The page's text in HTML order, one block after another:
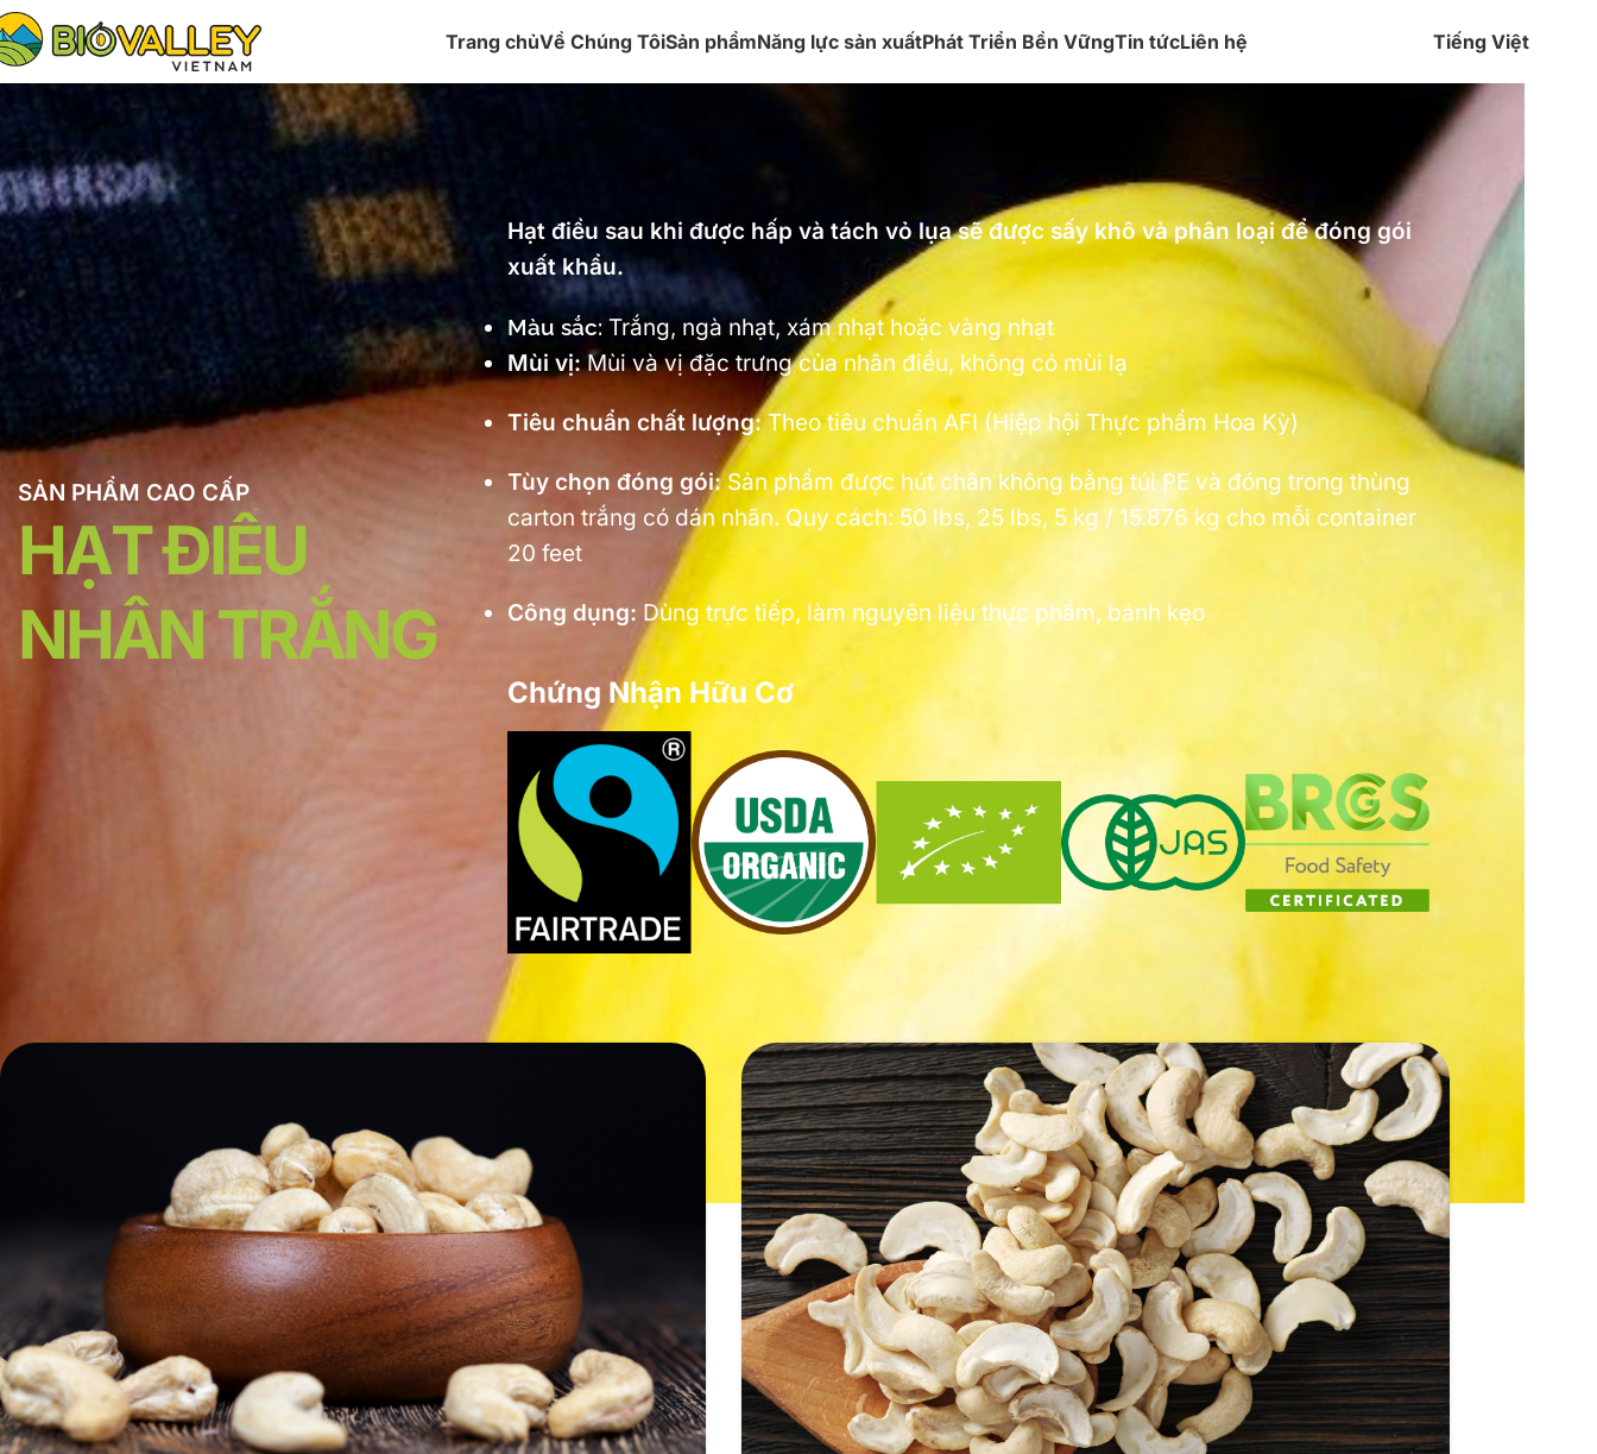
Trang chủVề Chúng TôiSản phẩmNăng lực sản xuấtPhát Triển Bền VữngTin tứcLiên hệ Tiếng Việt
SẢN PHẨM CAO CẤP
HẠT ĐIỀU
NHÂN TRẮNG
Hạt điều sau khi được hấp và tách vỏ lụa sẽ được sấy khô và phân loại để đóng gói
xuất khẩu.
Màu sắc: Trắng, ngà nhạt, xám nhạt hoặc vàng nhạt
Mùi vị:Mùi và vị đặc trưng của nhân điều, không có mùi lạ
Tiêu chuẩn chất lượng:Theo tiêu chuẩn AFI (Hiệp hội Thực phẩm Hoa Kỳ)
Tùy chọn đóng gói:Sản phẩm được hút chân không bằng túi PE và đóng trong thùng
carton trắng có dán nhãn. Quy cách: 50 lbs, 25 lbs, 5 kg / 15.876 kg cho mỗi container
20 feet
Công dụng: Dùng trực tiếp, làm nguyên liệu thực phẩm, bánh kẹo
Chứng Nhận Hữu Cơ